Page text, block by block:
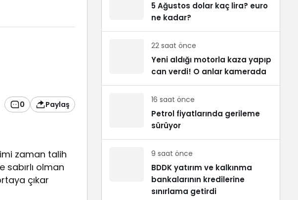
Sistem modunu seçin.
0 Paylaş
zaman talih
olman
çıkar
5 Ağustos dolar kaç lira? euro
ne kadar?
22 saat önce
Yeni aldığı motorla kaza yapıp
can verdi! O anlar kamerada
16 saat önce
Petrol fiyatlarında gerileme
sürüyor
9 saat önce
BDDK yatırım ve kalkınma
bankalarının kredilerine
sınırlama getirdi